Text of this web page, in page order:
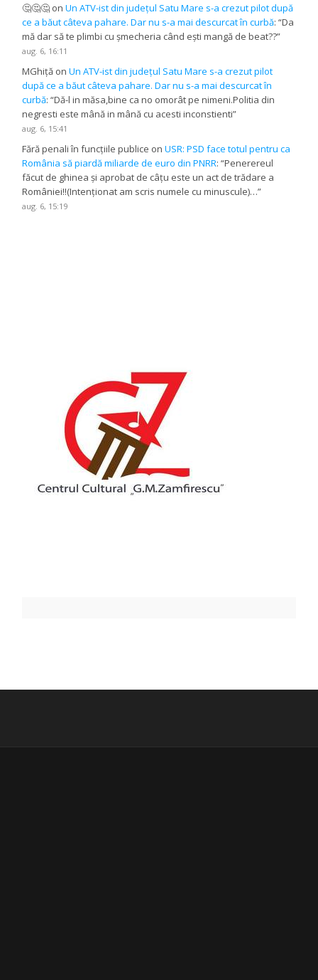
🤔🤔🤔 onUn ATV-ist din județul Satu Mare s-a crezut pilot după
ce a băut câteva pahare. Dar nu s-a mai descurcat în curbă: “Da
mă dar să te plimbi cu șmecheria când ești mangă de beat??”
aug. 6, 16:11
MGhiță onUn ATV-ist din județul Satu Mare s-a crezut pilot
după ce a băut câteva pahare. Dar nu s-a mai descurcat în
curbă: “Dă-l in măsa,bine ca no omorât pe nimeni.Politia din
negresti este mână in mână cu acesti inconstienti”
aug. 6, 15:41
Fără penali în funcțiile publice onUSR: PSD face totul pentru ca
România să piardă miliarde de euro din PNRR: “Penerereul
făcut de ghinea și aprobat de câțu este un act de trădare a
României!!(Intenționat am scris numele cu minuscule)…”
aug. 6, 15:19